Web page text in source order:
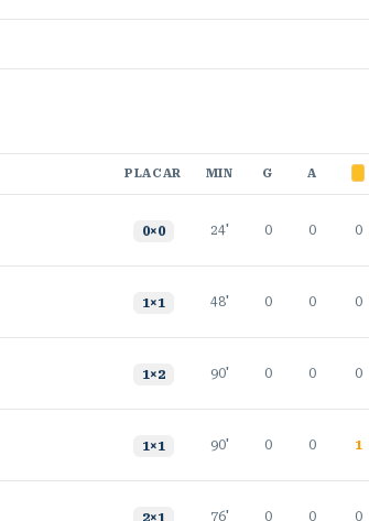
PLACAR MIN G A
0×0 24' 0 0 0
1×1 48' 0 0 0
1×2 90' 0 0 0
1×1 90' 0 0 1
2×1 76' 0 0 0